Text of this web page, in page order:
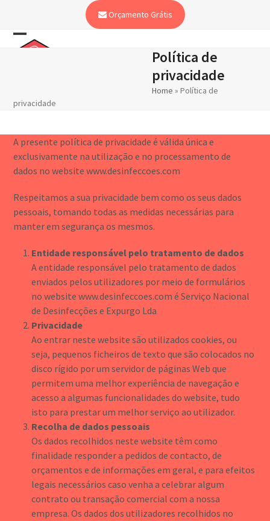
content
Orçamento Grátis
Open
Close
Política de
privacidade
Home »Política de
privacidade
A presente política de privacidade é válida única e
exclusivamente na utilização e no processamento de
dados no website www.desinfeccoes.com
Respeitamos a sua privacidade bem como os seus dados
pessoais, tomando todas as medidas necessárias para
manter em segurança os mesmos.
Entidade responsável pelo tratamento de dados
A entidade responsável pelo tratamento de dados
enviados pelos utilizadores por meio de formulários
no website www.desinfeccoes.com é Serviço Nacional
de Desinfecções e Expurgo Lda
Privacidade
Ao entrar neste website são utilizados cookies, ou
seja, pequenos ficheiros de texto que são colocados no
disco rígido por um servidor de páginas Web que
permitem uma melhor experiência de navegação e
acesso a algumas funcionalidades do website, tudo
isto para prestar um melhor serviço ao utilizador.
Recolha de dados pessoais
Os dados recolhidos neste website têm como
finalidade responder a pedidos de contacto, de
orçamentos e de informações em geral, e para efeitos
legais necessários caso venha a celebrar algum
contrato ou transação comercial com a nossa
empresa. Os dados dos utilizadores recolhidos no